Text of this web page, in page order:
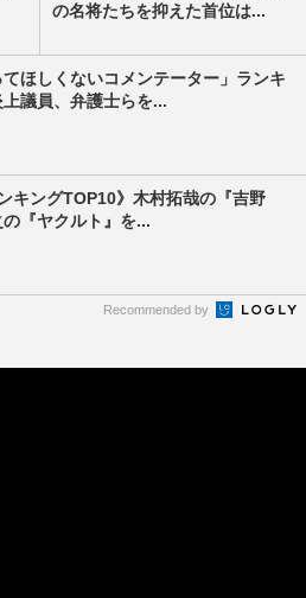
の名将たちを抑えた首位は...
てほしくないコメンテーター」ランキ
議員、弁護士らを...
キングTOP10》木村拓哉の『吉野
『ヤクルト』を...
Recommended by